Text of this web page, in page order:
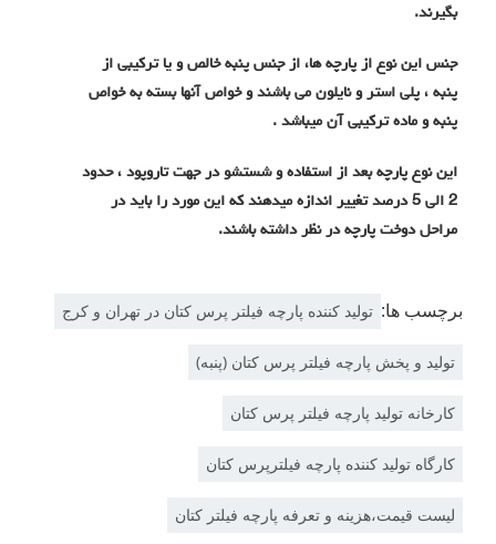
بگیرند.
جنس این نوع از پارچه ها، از جنس پنبه خالص و یا ترکیبی از
پنبه ، پلی استر و نایلون می باشند و خواص آنها بسته به خواص
پنبه و ماده ترکیبی آن میباشد .
این نوع پارچه بعد از استفاده و شستشو در جهت تاروپود ، حدود
2 الی 5 درصد تغییر اندازه میدهند که این مورد را باید در
مراحل دوخت پارچه در نظر داشته باشند.
برچسب ها: تولید کننده پارچه فیلتر پرس کتان در تهران و کرج
تولید و پخش پارچه فیلتر پرس کتان (پنبه)
کارخانه تولید پارچه فیلتر پرس کتان
کارگاه تولید کننده پارچه فیلترپرس کتان
لیست قیمت،هزینه و تعرفه پارچه فیلتر کتان